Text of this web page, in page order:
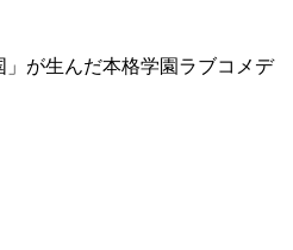
が生んだ本格学園ラブコメデ